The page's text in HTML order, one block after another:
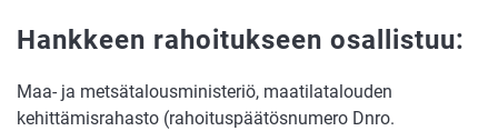
Hankkeen rahoitukseen osallistuu:
Maa- ja metsätalousministeriö, maatilatalouden
kehittämisrahasto (rahoituspäätösnumero Dnro.